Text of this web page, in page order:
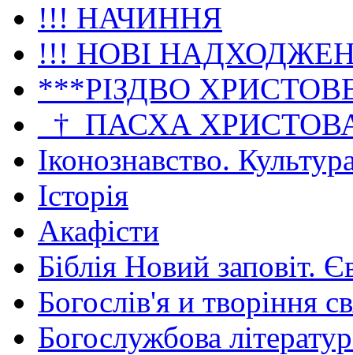
!!! НАЧИННЯ
!!! НОВІ
***РІЗДВО
_†_ПАСХА
Іконознавство.
Історія
Акафісти
Біблія Новий заповіт.
Богослів'я и творіння
Богослужбова